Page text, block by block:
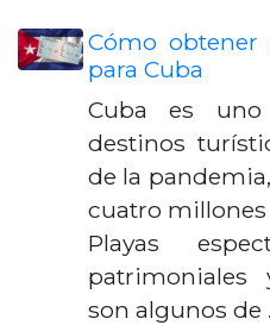
Cómo
para Cuba
Cuba es
destinos
de la
cuatro millones
Playas
patrimoniales
son algunos de